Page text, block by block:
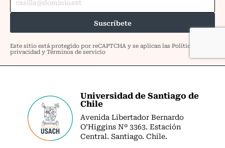
Universidad de Santiago de
Chile
Avenida Libertador Bernardo
O’Higgins Nº 3363. Estación
Central. Santiago. Chile.